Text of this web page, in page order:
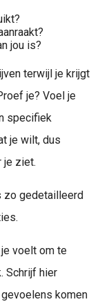
jou is?
terwijl je krijgt
je? Voel je
specifiek
je wilt, dus
je ziet.
zo gedetailleerd
voelt om te
Schrijf hier
komen